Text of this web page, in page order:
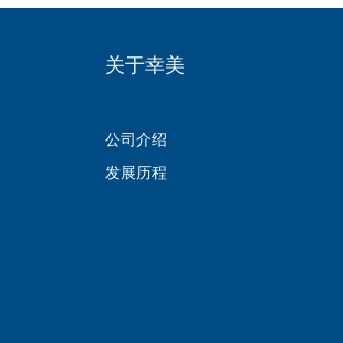
关于幸美
公司介绍
发展历程